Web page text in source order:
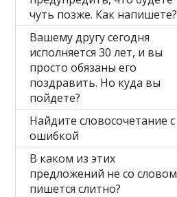
чуть позже. Как напишете?
Вашему другу сегодня
исполняется 30 лет, и вы
просто обязаны его
поздравить. Но куда вы
пойдете?
Найдите словосочетание с
ошибкой
В каком из этих
предложений не со словом
пишется слитно?